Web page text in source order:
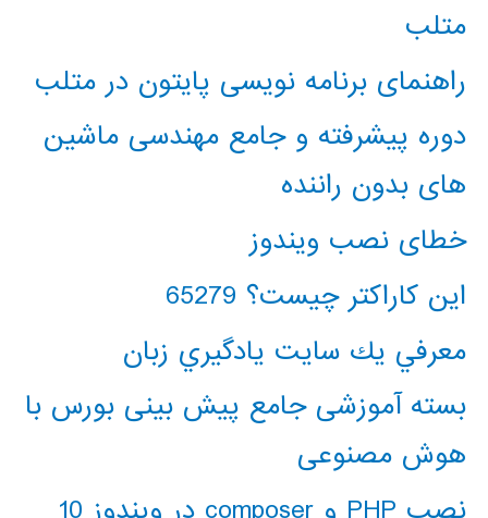
متلب
راهنمای برنامه نویسی پایتون در متلب
دوره پیشرفته و جامع مهندسی ماشین
های بدون راننده
خطای نصب ویندوز
این کاراکتر چیست؟ 65279
معرفي يك سايت يادگيري زبان
بسته آموزشی جامع پیش بینی بورس با
هوش مصنوعی